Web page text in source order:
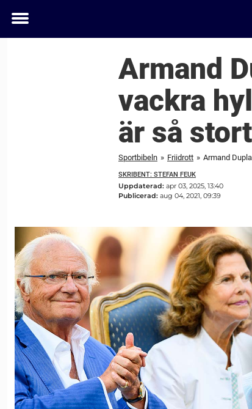
Toggle
Armand
vackra
är så
Sportbibeln » Friidrott » Armand
SKRIBENT: STEFAN FEUK
Uppdaterad: apr 03, 2025, 13:40
Publicerad: aug 04, 2021, 09:39